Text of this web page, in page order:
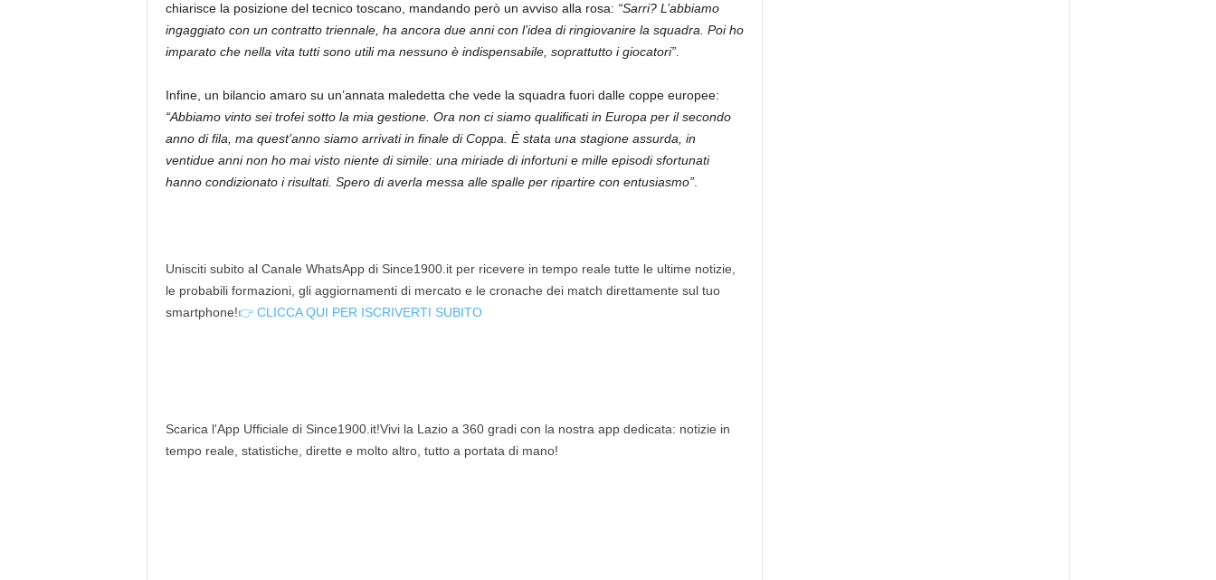
chiarisce la posizione del tecnico toscano, mandando però un avviso alla rosa: “Sarri? L’abbiamo
ingaggiato con un contratto triennale, ha ancora due anni con l’idea di ringiovanire la squadra. Poi ho
imparato che nella vita tutti sono utili ma nessuno è indispensabile, soprattutto i giocatori”.
Infine, un bilancio amaro su un’annata maledetta che vede la squadra fuori dalle coppe europee:
“Abbiamo vinto sei trofei sotto la mia gestione. Ora non ci siamo qualificati in Europa per il secondo
anno di fila, ma quest’anno siamo arrivati in finale di Coppa. È stata una stagione assurda, in
ventidue anni non ho mai visto niente di simile: una miriade di infortuni e mille episodi sfortunati
hanno condizionato i risultati. Spero di averla messa alle spalle per ripartire con entusiasmo”.
Unisciti subito al Canale WhatsApp di Since1900.it per ricevere in tempo reale tutte le ultime notizie,
le probabili formazioni, gli aggiornamenti di mercato e le cronache dei match direttamente sul tuo
smartphone!👉 CLICCA QUI PER ISCRIVERTI SUBITO
Scarica l'App Ufficiale di Since1900.it!Vivi la Lazio a 360 gradi con la nostra app dedicata: notizie in
tempo reale, statistiche, dirette e molto altro, tutto a portata di mano!